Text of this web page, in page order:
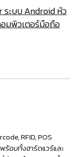
ระบบ Android หัว
มพิวเตอร์มือถือ
RFID, POS
ร้อมทั้งฮาร์ดแวร์และ